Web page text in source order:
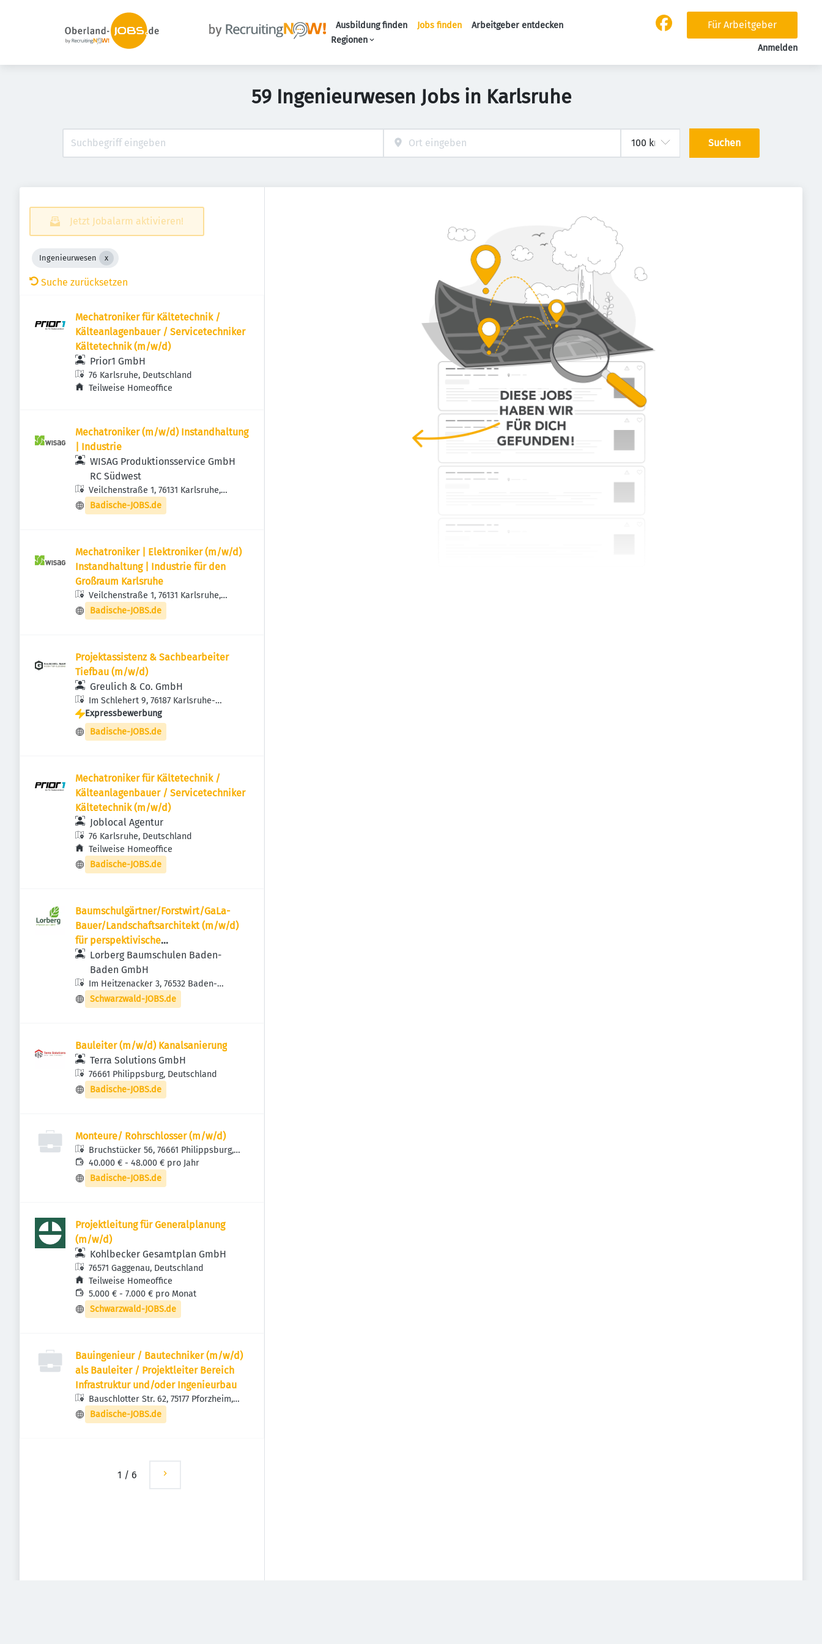
Ausbildung finden Jobs finden
Arbeitgeber entdecken
Regionen
Für Arbeitgeber
Anmelden
59 Ingenieurwesen Jobs in Karlsruhe
Suchen
Jetzt Jobalarm aktivieren!
Ingenieurwesen
Suche zurücksetzen
Mechatroniker für Kältetechnik /
Kälteanlagenbauer / Servicetechniker
Kältetechnik (m/w/d)
Prior1 GmbH
76 Karlsruhe, Deutschland
Teilweise Homeoffice
Mechatroniker (m/w/d) Instandhaltung
| Industrie
WISAG Produktionsservice GmbH
RC Südwest
Veilchenstraße 1, 76131 Karlsruhe,
Deutschland
Badische-JOBS.de
Mechatroniker | Elektroniker (m/w/d)
Instandhaltung | Industrie für den
Großraum Karlsruhe
Veilchenstraße 1, 76131 Karlsruhe,
Deutschland
Badische-JOBS.de
Projektassistenz & Sachbearbeiter
Tiefbau (m/w/d)
Greulich & Co. GmbH
Im Schlehert 9, 76187 Karlsruhe-
Knielingen, Deutschland
Expressbewerbung
Badische-JOBS.de
Mechatroniker für Kältetechnik /
Kälteanlagenbauer / Servicetechniker
Kältetechnik (m/w/d)
Joblocal Agentur
76 Karlsruhe, Deutschland
Teilweise Homeoffice
Badische-JOBS.de
Baumschulgärtner/Forstwirt/GaLa-
Bauer/Landschaftsarchitekt (m/w/d)
für perspektivische
Niederlassungsleitung
Lorberg Baumschulen Baden-
Baden GmbH
Im Heitzenacker 3, 76532 Baden-
Baden, Deutschland
Schwarzwald-JOBS.de
Bauleiter (m/w/d) Kanalsanierung
Terra Solutions GmbH
76661 Philippsburg, Deutschland
Badische-JOBS.de
Monteure/ Rohrschlosser (m/w/d)
Bruchstücker 56, 76661 Philippsburg,
Deutschland
40.000 € - 48.000 € pro Jahr
Badische-JOBS.de
Projektleitung für Generalplanung
(m/w/d)
Kohlbecker Gesamtplan GmbH
76571 Gaggenau, Deutschland
Teilweise Homeoffice
5.000 € - 7.000 € pro Monat
Schwarzwald-JOBS.de
Bauingenieur / Bautechniker (m/w/d)
als Bauleiter / Projektleiter Bereich
Infrastruktur und/oder Ingenieurbau
Bauschlotter Str. 62, 75177 Pforzheim,
Deutschland
Badische-JOBS.de
1 / 6